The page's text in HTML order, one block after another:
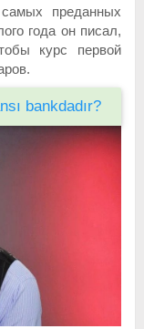
преданных
года он писал,
курс первой
bankdadır?